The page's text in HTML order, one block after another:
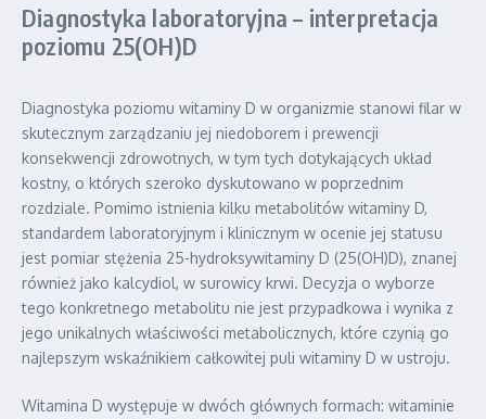
Diagnostyka laboratoryjna – interpretacja
poziomu 25(OH)D
Diagnostyka poziomu witaminy D w organizmie stanowi filar w
skutecznym zarządzaniu jej niedoborem i prewencji
konsekwencji zdrowotnych, w tym tych dotykających układ
kostny, o których szeroko dyskutowano w poprzednim
rozdziale. Pomimo istnienia kilku metabolitów witaminy D,
standardem laboratoryjnym i klinicznym w ocenie jej statusu
jest pomiar stężenia 25-hydroksywitaminy D (25(OH)D), znanej
również jako kalcydiol, w surowicy krwi. Decyzja o wyborze
tego konkretnego metabolitu nie jest przypadkowa i wynika z
jego unikalnych właściwości metabolicznych, które czynią go
najlepszym wskaźnikiem całkowitej puli witaminy D w ustroju.
Witamina D występuje w dwóch głównych formach: witaminie